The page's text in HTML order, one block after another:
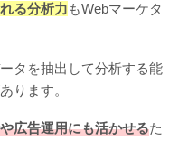
る分析力 もWebマーケタ
タを抽出して分析する能
ります。
広告運用にも活かせるた